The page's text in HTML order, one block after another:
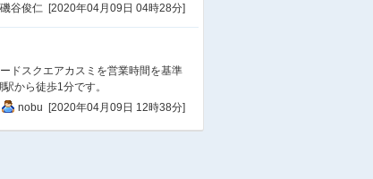
磯谷俊仁 [2020年04月09日 04時28分]
ドスクエアカスミを営業時間を基準
から徒歩1分です。
nobu [2020年04月09日 12時38分]